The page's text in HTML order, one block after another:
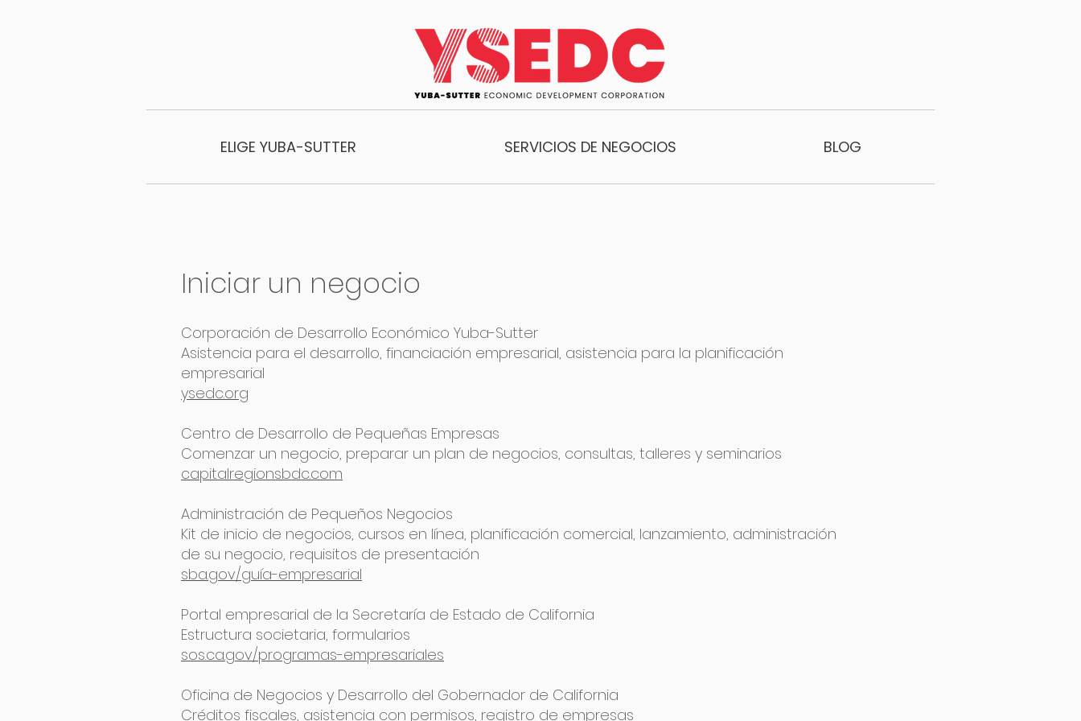
ELIGE YUBA-SUTTER SERVICIOS DE NEGOCIOS BLOG
Iniciar un negocio
Corporación de Desarrollo Económico Yuba-Sutter
Asistencia para el desarrollo, financiación empresarial, asistencia para la planificación
empresarial
ysedc.org
Centro de Desarrollo de Pequeñas Empresas
Comenzar un negocio, preparar un plan de negocios, consultas, talleres y seminarios
capitalregionsbdc.com
Administración de Pequeños Negocios
Kit de inicio de negocios, cursos en línea, planificación comercial, lanzamiento, administración
de su negocio, requisitos de presentación
sba.gov/guía-empresarial
Portal empresarial de la Secretaría de Estado de California
Estructura societaria, formularios
sos.ca.gov/programas-empresariales
Oficina de Negocios y Desarrollo del Gobernador de California
Créditos fiscales, asistencia con permisos, registro de empresas